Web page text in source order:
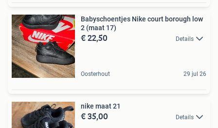
Babyschoentjes Nike court borough low
2 (maat 17)
€ 22,50 Details
Oosterhout 29 jul 26
nike maat 21
€ 35,00 Details